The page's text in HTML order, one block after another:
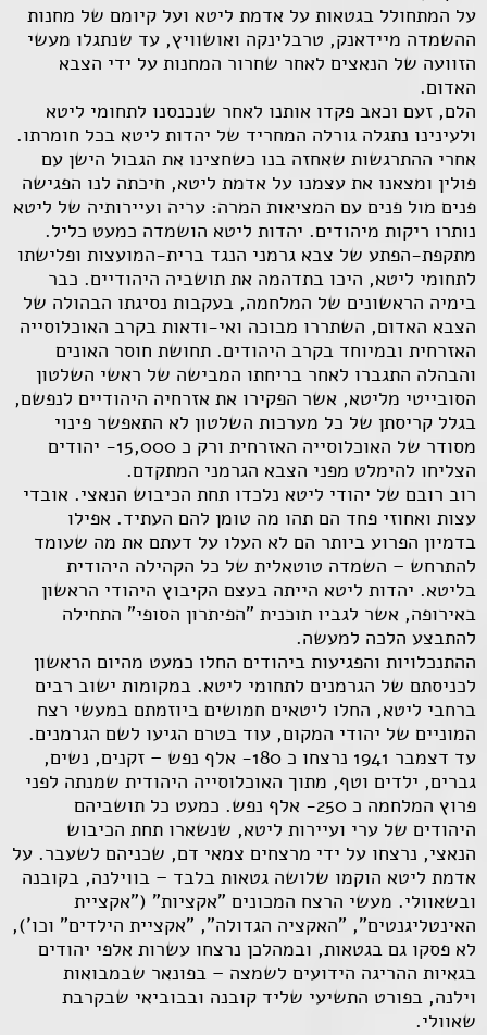
על המתחולל בגטאות על אדמת ליטא ועל קיומם של מחנות
ההשמדה מיידאנק, טרבלינקה ואושוויץ, עד שנתגלו מעשי
הזוועה של הנאצים לאחר שחרור המחנות על ידי הצבא
האדום.
הלם, זעם וכאב פקדו אותנו לאחר שנכנסנו לתחומי ליטא
ולעינינו נתגלה גורלה המחריד של יהדות ליטא בכל חומרתו.
אחרי ההתרגשות שאחזה בנו כשחצינו את הגבול הישן עם
פולין ומצאנו את עצמנו על אדמת ליטא, חיכתה לנו הפגישה
פנים מול פנים עם המציאות המרה: עריה ועיירותיה של ליטא
נותרו ריקות מיהודים. יהדות ליטא הושמדה כמעט כליל.
מתקפת-הפתע של צבא גרמני הנגד ברית-המועצות ופלישתו
לתחומי ליטא, היכו בתדהמה את תושביה היהודיים. כבר
בימיה הראשונים של המלחמה, בעקבות נסיגתו הבהולה של
הצבא האדום, השתררו מבוכה ואי-ודאות בקרב האוכלוסייה
האזרחית ובמיוחד בקרב היהודים. תחושת חוסר האונים
והבהלה התגברו לאחר בריחתו המבישה של ראשי השלטון
הסובייטי מליטא, אשר הפקירו את אזרחיה היהודיים לנפשם,
בגלל קריסתן של כל מערכות השלטון לא התאפשר פינוי
מסודר של האוכלוסייה האזרחית ורק כ 15,000- יהודים
הצליחו להימלט מפני הצבא הגרמני המתקדם.
רוב רובם של יהודי ליטא נלכדו תחת הכיבוש הנאצי. אובדי
עצות ואחוזי פחד הם תהו מה טומן להם העתיד. אפילו
בדמיון הפרוע ביותר הם לא העלו על דעתם את מה שעומד
להתרחש – השמדה טוטאלית של כל הקהילה היהודית
בליטא. יהדות ליטא הייתה בעצם הקיבוץ היהודי הראשון
באירופה, אשר לגביו תוכנית "הפיתרון הסופי" התחילה
להתבצע הלכה למעשה.
ההתנכלויות והפגיעות ביהודים החלו כמעט מהיום הראשון
לכניסתם של הגרמנים לתחומי ליטא. במקומות ישוב רבים
ברחבי ליטא, החלו ליטאים חמושים ביוזמתם במעשי רצח
המוניים של יהודי המקום, עוד בטרם הגיעו לשם הגרמנים.
עד דצמבר 1941 נרצחו כ 180- אלף נפש – זקנים, נשים,
גברים, ילדים וטף, מתוך האוכלוסייה היהודית שמנתה לפני
פרוץ המלחמה כ 250- אלף נפש. כמעט כל תושביהם
היהודים של ערי ועיירות ליטא, שנשארו תחת הכיבוש
הנאצי, נרצחו על ידי מרצחים צמאי דם, שכניהם לשעבר. על
אדמת ליטא הוקמו שלושה גטאות בלבד – בווילנה, בקובנה
ובשאוולי. מעשי הרצח המכונים "אקציות" ("אקציית
האינטליגנטים", "האקציה הגדולה", "אקציית הילדים" וכו'),
לא פסקו גם בגטאות, ובמהלכן נרצחו עשרות אלפי יהודים
בגאיות ההריגה הידועים לשמצה – בפונאר שבמבואות
וילנה, בפורט התשיעי שליד קובנה ובבוביאי שבקרבת
שאוולי.